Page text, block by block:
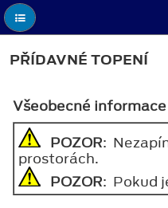
PŘÍDAVNÉ TOPENÍ
Všeobecné informace
POZOR:
prostorách.
POZOR: Pokud